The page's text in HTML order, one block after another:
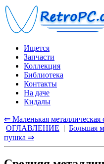
Ищется
Запчасти
Коллекция
Библиотека
Контакты
На даче
Кидалы
⇐ Маленькая металлическая
ОГЛАВЛЕНИЕ | Большая
пушка ⇒